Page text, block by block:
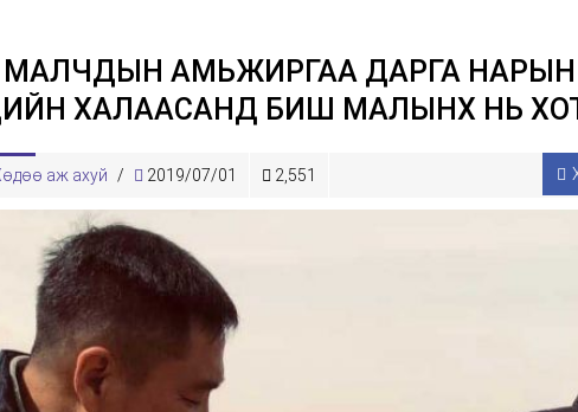
МАЛЧДЫН АМЬЖИРГАА ДАРГА
ХАЛААСАНД БИШ МАЛЫНХ НЬ
аж ахуй / 2019/07/01 2,551